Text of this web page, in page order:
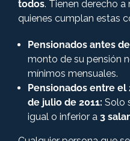
todos. Tienen derecho
quienes cumplan estas
Pensionados antes
monto de su pensión
mínimos mensuales.
Pensionados entre el
de julio de 2011: Solo
igual o inferior a 3